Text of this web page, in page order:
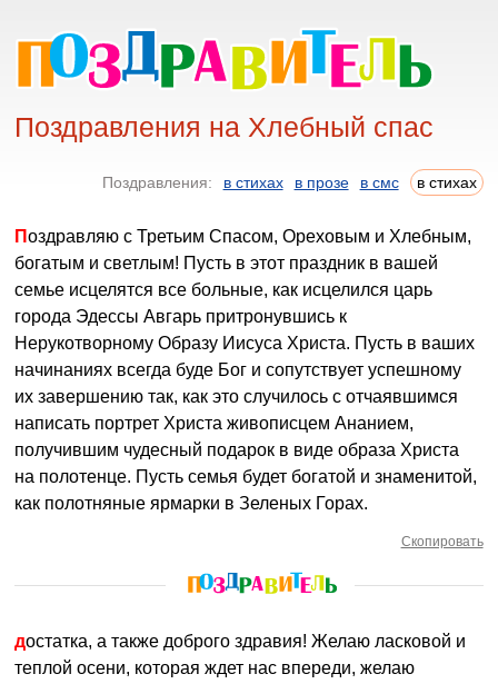
Поздравления на Хлебный спас
Поздравления: в стихах в прозе в смс в стихах
Поздравляю с Третьим Спасом, Ореховым и Хлебным,
богатым и светлым! Пусть в этот праздник в вашей
семье исцелятся все больные, как исцелился царь
города Эдессы Авгарь притронувшись к
Нерукотворному Образу Иисуса Христа. Пусть в ваших
начинаниях всегда буде Бог и сопутствует успешному
их завершению так, как это случилось с отчаявшимся
написать портрет Христа живописцем Ананием,
получившим чудесный подарок в виде образа Христа
на полотенце. Пусть семья будет богатой и знаменитой,
как полотняные ярмарки в Зеленых Горах.
Скопировать
достатка, а также доброго здравия! Желаю ласковой и
теплой осени, которая ждет нас впереди, желаю